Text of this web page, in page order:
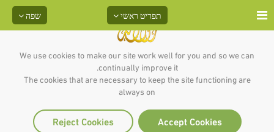
We use cookies to make our site work well for you and so we can
continually improve it.
The cookies that are necessary to keep the site functioning are
always on
Accept Cookies
Reject Cookies
שפה תפריט ראשי
ריבוי נשים באסלאם